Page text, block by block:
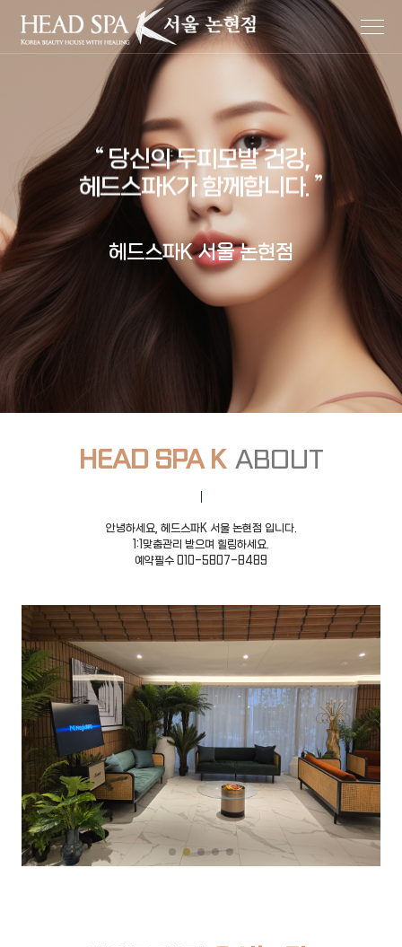
“ 당신의 두피모발 건강,
헤드스파K가 함께합니다. ”
헤드스파K 서울 논현점
HEAD SPA K ABOUT
안녕하세요, 헤드스파K 서울 논현점 입니다.
1:1맞춤관리 받으며 힐링하세요.
예약필수 010-5807-8489